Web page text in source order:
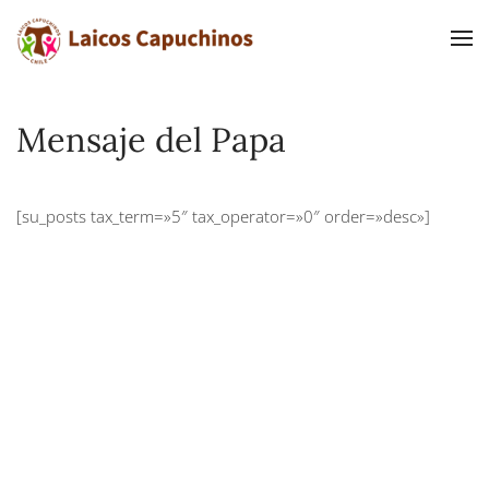
Ir al contenido principal
Mensaje del Papa
[su_posts tax_term=»5″ tax_operator=»0″ order=»desc»]